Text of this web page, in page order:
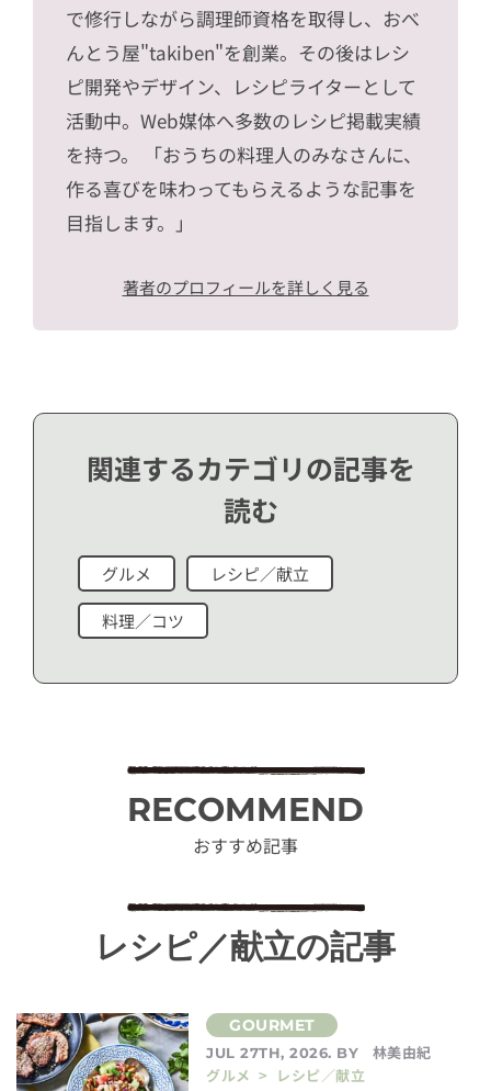
で修行しながら調理師資格を取得し、おべ
んとう屋"takiben"を創業。その後はレシ
ピ開発やデザイン、レシピライターとして
活動中。Web媒体へ多数のレシピ掲載実績
を持つ。 「おうちの料理人のみなさんに、
作る喜びを味わってもらえるような記事を
目指します。」
著者のプロフィールを詳しく見る
関連するカテゴリの記事を
読む
グルメ レシピ／献立
料理／コツ
RECOMMEND
おすすめ記事
レシピ／献立の記事
JUL 27TH, 2026. BY
林美由紀
グルメ > レシピ／献立